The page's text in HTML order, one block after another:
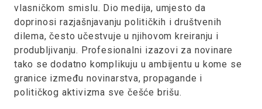
vlasničkom smislu. Dio medija, umjesto da
doprinosi razjašnjavanju političkih i društvenih
dilema, često učestvuje u njihovom kreiranju i
produbljivanju. Profesionalni izazovi za novinare
tako se dodatno komplikuju u ambijentu u kome se
granice između novinarstva, propagande i
političkog aktivizma sve češće brišu.